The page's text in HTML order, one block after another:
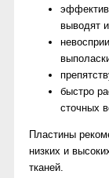
выводят
быстро
сточных
Пластины
низких и
тканей.